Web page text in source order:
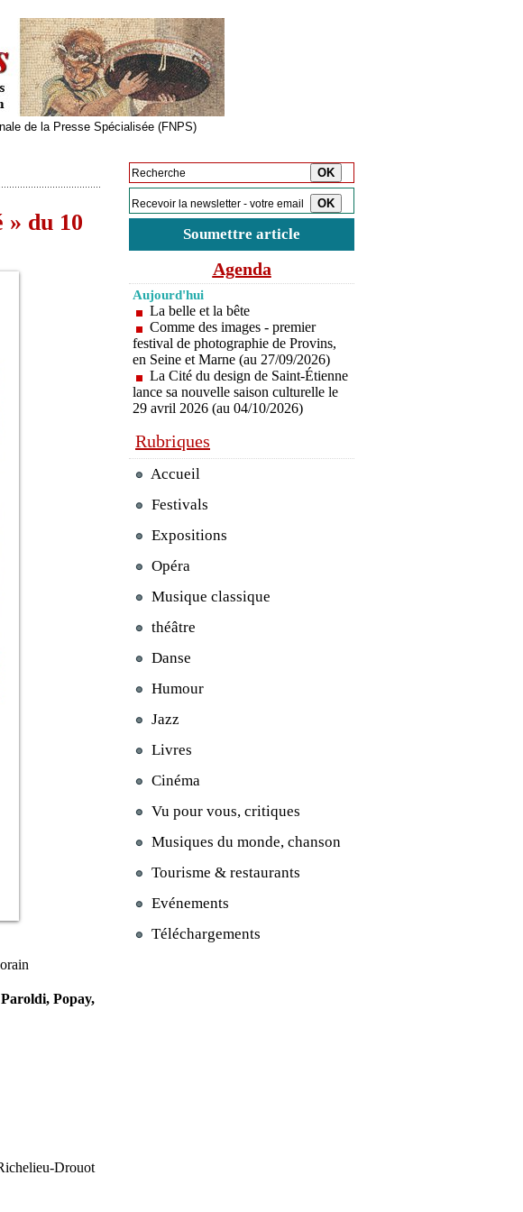
de la Presse Spécialisée (FNPS)
du 10
Popay,
Drouot
Soumettre article
Agenda
Aujourd'hui
La belle et la bête
Comme des images - premier
festival de photographie de Provins,
en Seine et Marne (au 27/09/2026)
La Cité du design de Saint-Étienne
lance sa nouvelle saison culturelle le
29 avril 2026 (au 04/10/2026)
Rubriques
Accueil
Festivals
Expositions
Opéra
Musique classique
théâtre
Danse
Humour
Jazz
Livres
Cinéma
Vu pour vous, critiques
Musiques du monde, chanson
Tourisme & restaurants
Evénements
Téléchargements